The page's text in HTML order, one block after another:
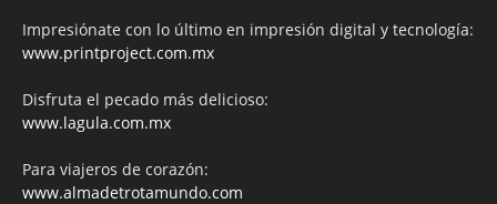
Impresiónate con lo último en impresión digital y tecnología:
www.printproject.com.mx
Disfruta el pecado más delicioso:
www.lagula.com.mx
Para viajeros de corazón:
www.almadetrotamundo.com